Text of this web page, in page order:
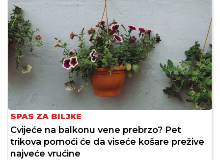
SPAS ZA BILJKE
Cvijeće na balkonu vene prebrzo? Pet
trikova pomoći će da viseće košare prežive
najveće vrućine